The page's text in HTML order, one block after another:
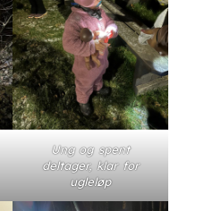
Ung og spent
deltager, klar for
ugleløp